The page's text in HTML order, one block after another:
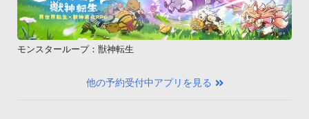
モンスターループ：獣神転生
他の予約受付中アプリを見る